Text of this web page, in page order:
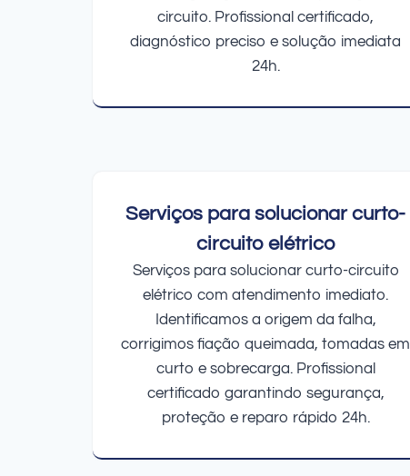
circuito. Profissional certificado,
diagnóstico preciso e solução imediata
24h.
Serviços para solucionar curto-
circuito elétrico
Serviços para solucionar curto-circuito
elétrico com atendimento imediato.
Identificamos a origem da falha,
corrigimos fiação queimada, tomadas em
curto e sobrecarga. Profissional
certificado garantindo segurança,
proteção e reparo rápido 24h.